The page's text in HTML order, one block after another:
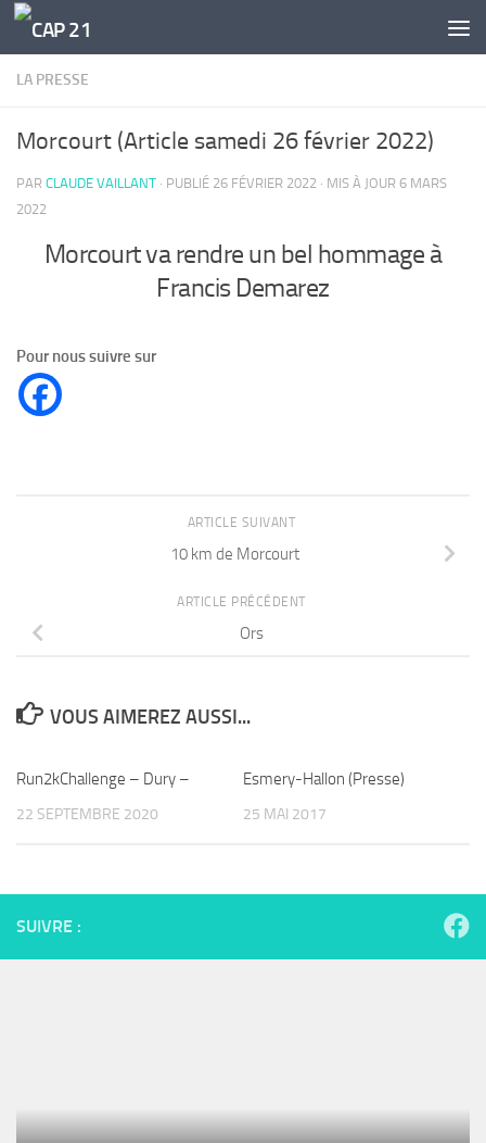
Skip to content
LA PRESSE
Morcourt (Article samedi 26 février 2022)
PAR CLAUDE VAILLANT · PUBLIÉ 26 FÉVRIER 2022 · MIS À JOUR 6 MARS
2022
Morcourt va rendre un bel hommage à
Francis Demarez
Pour nous suivre sur
ARTICLE SUIVANT
10 km de Morcourt
ARTICLE PRÉCÉDENT
Ors
VOUS AIMEREZ AUSSI...
Run2kChallenge – Dury –
22 SEPTEMBRE 2020
Esmery-Hallon (Presse)
25 MAI 2017
SUIVRE :